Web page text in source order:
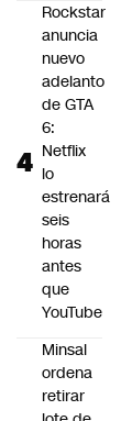
Rockstar
anuncia
nuevo
adelanto
de GTA
6:
Netflix
lo
estrenará
seis
horas
antes
que
YouTube
Minsal
ordena
retirar